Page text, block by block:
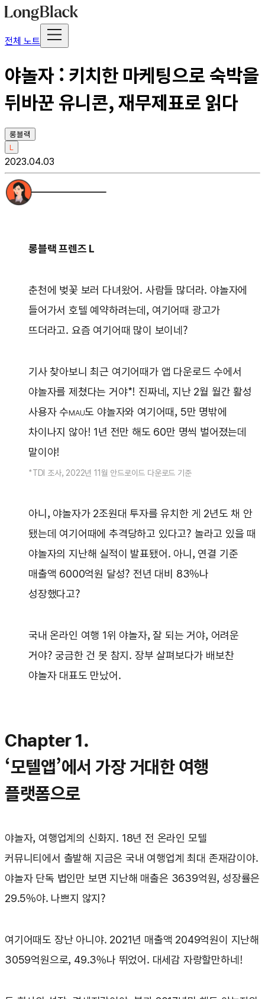
전체 노트
야놀자 : 키치한 마케팅으로 숙박을
뒤바꾼 유니콘, 재무제표로 읽다
롱블랙
L
2023.04.03
롱블랙 프렌즈 L
춘천에 벚꽃 보러 다녀왔어. 사람들 많더라. 야놀자에
들어가서 호텔 예약하려는데, 여기어때 광고가
뜨더라고. 요즘 여기어때 많이 보이네?
기사 찾아보니 최근 여기어때가 앱 다운로드 수에서
야놀자를 제쳤다는 거야*! 진짜네, 지난 2월 월간 활성
사용자 수MAU도 야놀자와 여기어때, 5만 명밖에
차이나지 않아! 1년 전만 해도 60만 명씩 벌어졌는데
말이야!
*TDI 조사, 2022년 11월 안드로이드 다운로드 기준
아니, 야놀자가 2조원대 투자를 유치한 게 2년도 채 안
됐는데 여기어때에 추격당하고 있다고? 놀라고 있을 때
야놀자의 지난해 실적이 발표됐어. 아니, 연결 기준
매출액 6000억원 달성? 전년 대비 83%나
성장했다고?
국내 온라인 여행 1위 야놀자, 잘 되는 거야, 어려운
거야? 궁금한 건 못 참지. 장부 살펴보다가 배보찬
야놀자 대표도 만났어.
Chapter 1.
‘모텔앱’에서 가장 거대한 여행
플랫폼으로
야놀자, 여행업계의 신화지. 18년 전 온라인 모텔
커뮤니티에서 출발해 지금은 국내 여행업계 최대 존재감이야.
야놀자 단독 법인만 보면 지난해 매출은 3639억원, 성장률은
29.5%야. 나쁘지 않지?
여기어때도 장난 아니야. 2021년 매출액 2049억원이 지난해
3059억원으로, 49.3%나 뛰었어. 대세감 자랑할만하네!